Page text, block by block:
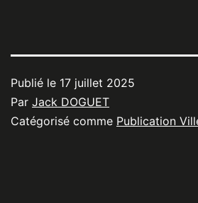
Publié le 17 juillet 2025
Par Jack DOGUET
Catégorisé comme Publication